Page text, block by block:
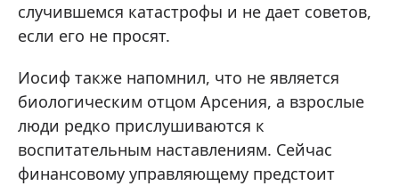
случившемся катастрофы и не дает советов,
если его не просят.
Иосиф также напомнил, что не является
биологическим отцом Арсения, а взрослые
люди редко прислушиваются к
воспитательным наставлениям. Сейчас
финансовому управляющему предстоит